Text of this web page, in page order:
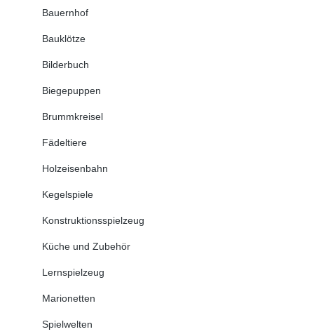
Bauernhof
Bauklötze
Bilderbuch
Biegepuppen
Brummkreisel
Fädeltiere
Holzeisenbahn
Kegelspiele
Konstruktionsspielzeug
Küche und Zubehör
Lernspielzeug
Marionetten
Spielwelten